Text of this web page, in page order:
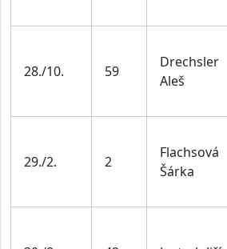
28./10. 59
Drechsler
Aleš
29./2. 2
Flachsová
Šárka